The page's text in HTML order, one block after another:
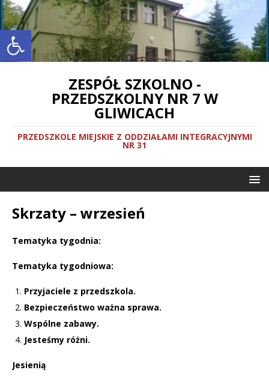
Otwórz pasek narzędzi
ZESPÓŁ SZKOLNO -
PRZEDSZKOLNY NR 7 W
GLIWICACH
PRZEDSZKOLE MIEJSKIE Z ODDZIAŁAMI INTEGRACYJNYMI
NR 31
Skrzaty – wrzesień
Tematyka tygodnia:
Tematyka tygodniowa:
Przyjaciele z przedszkola.
Bezpieczeństwo ważna sprawa.
Wspólne zabawy.
Jesteśmy różni.
Jesienią